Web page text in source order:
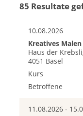
85 Resultate
10.08.2026
Kreatives Malen
Haus der
4051 Basel
Kurs
Betroffene
11.08.2026 -